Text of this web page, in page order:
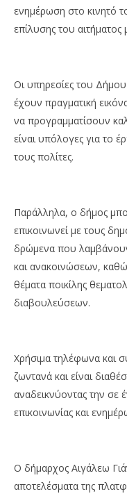
ενημέρωση στο κινητό
επίλυσης του αιτήματος
Οι υπηρεσίες του
έχουν πραγματική
να προγραμματίσουν
είναι υπόλογες για το
τους πολίτες.
Παράλληλα, ο δήμος
επικοινωνεί με τους
δρώμενα που
και ανακοινώσεων,
θέματα ποικίλης
διαβουλεύσεων.
Χρήσιμα τηλέφωνα και
ζωντανά και είναι
αναδεικνύοντας την σε
επικοινωνίας και
Ο δήμαρχος Αιγάλεω
αποτελέσματα της